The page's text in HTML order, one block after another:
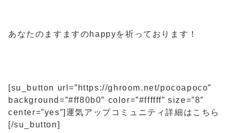
あなたのますますのhappyを祈っております！
[su_button url=”https://ghroom.net/pocoapoco”
background=”#ff80b0″ color=”#ffffff” size=”8″
center=”yes”]運気アップコミュニティ詳細はこちら
[/su_button]